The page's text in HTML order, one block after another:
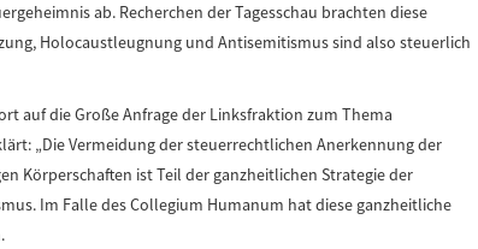
ab. Recherchen der Tagesschau brachten diese
Holocaustleugnung und Antisemitismus sind also steuerlich
auf die Große Anfrage der Linksfraktion zum Thema
„Die Vermeidung der steuerrechtlichen Anerkennung der
Körperschaften ist Teil der ganzheitlichen Strategie der
Im Falle des Collegium Humanum hat diese ganzheitliche